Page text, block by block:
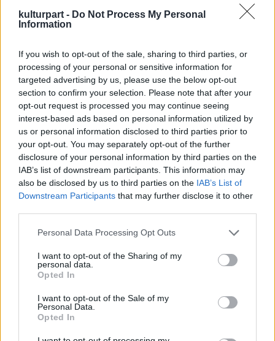
kulturpart - Do Not Process My Personal
Information
If you wish to opt-out of the sale, sharing to third parties, or
processing of your personal or sensitive information for
targeted advertising by us, please use the below opt-out
section to confirm your selection. Please note that after your
opt-out request is processed you may continue seeing
interest-based ads based on personal information utilized by
us or personal information disclosed to third parties prior to
your opt-out. You may separately opt-out of the further
disclosure of your personal information by third parties on the
IAB’s list of downstream participants. This information may
also be disclosed by us to third parties on the IAB’s List of
Downstream Participants that may further disclose it to other
Please note that this website/app uses one or more Google
not limited to your visit or usage behaviour. You may click to
grant or deny consent to Google and its third-party tags to
use your data for below specified purposes in below Google
consent section.
Personal Data Processing Opt Outs
I want to opt-out of the Sharing of my
personal data.
Opted In
I want to opt-out of the Sale of my
Personal Data.
Opted In
Horváth Péter fotográfus, a zsűri elnöke
kiemelte: a pályázatra beérkezett képek
jelentős része szabadidőben készült.
Reményét fejezte ki, hogy a jövőben a
szerkesztőségek nagyobb hangsúlyt
fektetnek a minőségre, és a jó képeket
magasabb honoráriumban is részesítik. A
zsűri elnöke a pályázat eredményének azt
nevezte, hogy a napi rutin mellett az igazán
fontos történéseknek is jut figyelem.
A MÚOSZ által meghirdetett pályázatra 535
fotós küldött összesen 12.493 felvételt, a
elismeréseket március 18-án, a pályázatra
beérkezett felvételekből összeállított kiállítás
Magyar Nemzeti Múzeumban.